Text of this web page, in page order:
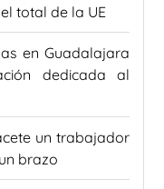
total de la UE
en Guadalajara
dedicada al
un trabajador
brazo